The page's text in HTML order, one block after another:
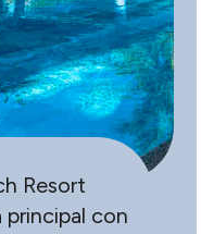
Resort
principal con